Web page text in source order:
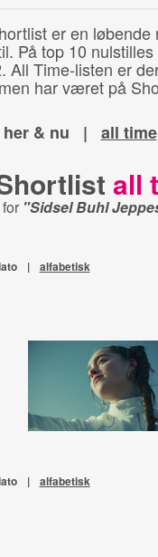
er en
På top 10
All Time-listen er
har været på
her & nu | all time
all
"Sidsel Buhl
| alfabetisk
| alfabetisk